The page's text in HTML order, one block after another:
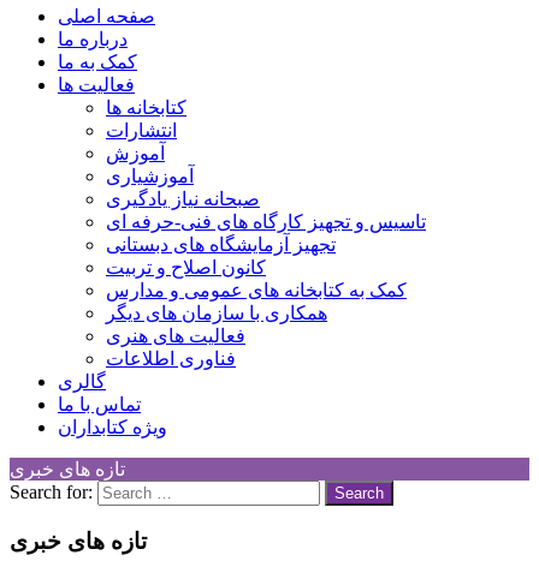
Children Cultural Development Center
صفحه اصلی
درباره ما
کمک به ما
فعالیت ها
کتابخانه ها
انتشارات
آموزش
آموزشیاری
صبحانه نیاز یادگیری
تاسیس و تجهیز کارگاه های فنی-حرفه ای
تجهیز آزمایشگاه های دبستانی
کانون اصلاح و تربیت
کمک به کتابخانه های عمومی و مدارس
همکاری با سازمان های دیگر
فعالیت های هنری
فناوری اطلاعات
گالری
تماس با ما
ویژه کتابداران
تازه های خبری
Search for:
تازه های خبری